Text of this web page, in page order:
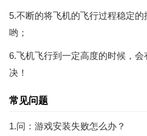
5.不断的将飞机的飞行过程稳定
哟；
6.飞机飞行到一定高度的时候，
决！
常见问题
1.问：游戏安装失败怎么办？